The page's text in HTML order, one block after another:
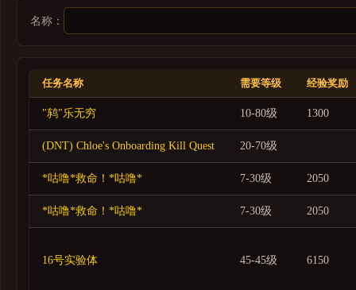
诺森德
东部王国
无尽之海
家宅
战场
节日
职业
专业技能
组队
名称：
任务名称 需要等级 经验奖励
"鸫"乐无穷 10-80级 1300
(DNT) Chloe's Onboarding Kill Quest 20-70级
*咕噜*救命！*咕噜* 7-30级 2050
*咕噜*救命！*咕噜* 7-30级 2050
16号实验体 45-45级 6150